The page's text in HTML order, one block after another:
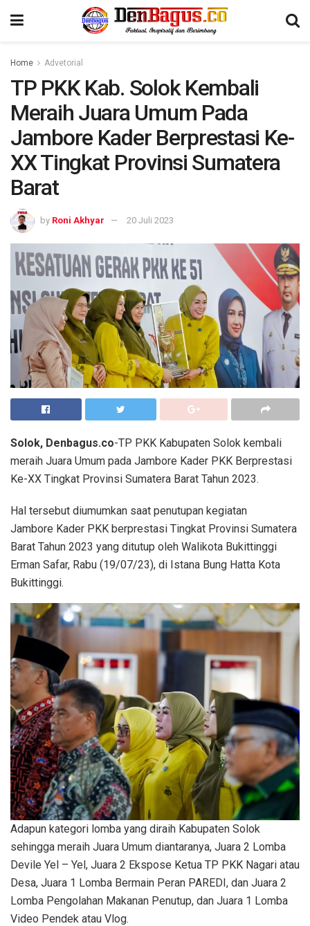
Home Advetorial
TP PKK Kab. Solok Kembali
Meraih Juara Umum Pada
Jambore Kader Berprestasi Ke-
XX Tingkat Provinsi Sumatera
Barat
by Roni Akhyar 20 Juli 2023
Solok, Denbagus.co-TP PKK Kabupaten Solok kembali
meraih Juara Umum pada Jambore Kader PKK Berprestasi
Ke-XX Tingkat Provinsi Sumatera Barat Tahun 2023.
Hal tersebut diumumkan saat penutupan kegiatan
Jambore Kader PKK berprestasi Tingkat Provinsi Sumatera
Barat Tahun 2023 yang ditutup oleh Walikota Bukittinggi
Erman Safar, Rabu (19/07/23), di Istana Bung Hatta Kota
Bukittinggi.
Adapun kategori lomba yang diraih Kabupaten Solok
sehingga meraih Juara Umum diantaranya, Juara 2 Lomba
Devile Yel – Yel, Juara 2 Ekspose Ketua TP PKK Nagari atau
Desa, Juara 1 Lomba Bermain Peran PAREDI, dan Juara 2
Lomba Pengolahan Makanan Penutup, dan Juara 1 Lomba
Video Pendek atau Vlog.